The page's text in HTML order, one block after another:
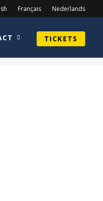
Français Nederlands
TICKETS
Festival Map 2026